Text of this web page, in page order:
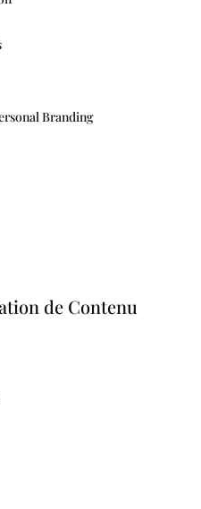
Branding
de Contenu